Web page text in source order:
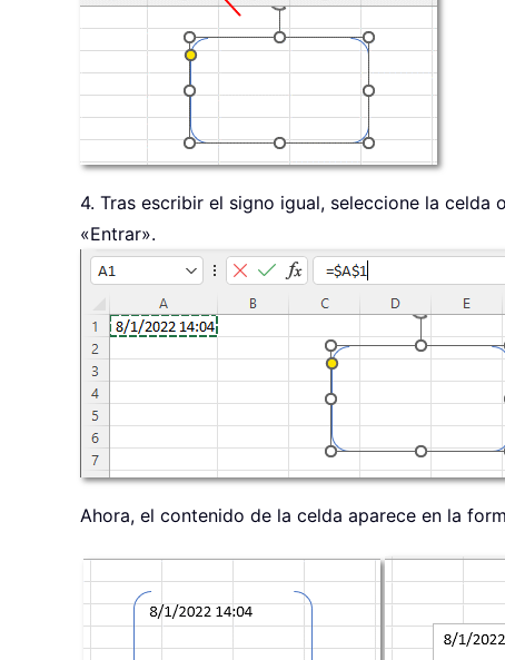
4. Tras escribir el signo igual, seleccione la
«Entrar».
Ahora, el contenido de la celda aparece en la